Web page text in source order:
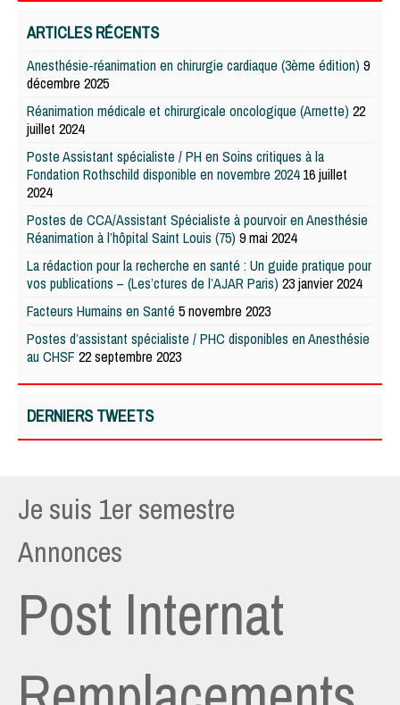
ARTICLES RÉCENTS
Anesthésie-réanimation en chirurgie cardiaque (3ème édition) 9
décembre 2025
Réanimation médicale et chirurgicale oncologique (Arnette) 22
juillet 2024
Poste Assistant spécialiste / PH en Soins critiques à la
Fondation Rothschild disponible en novembre 2024 16 juillet
2024
Postes de CCA/Assistant Spécialiste à pourvoir en Anesthésie
Réanimation à l’hôpital Saint Louis (75) 9 mai 2024
La rédaction pour la recherche en santé : Un guide pratique pour
vos publications – (Les’ctures de l’AJAR Paris) 23 janvier 2024
Facteurs Humains en Santé 5 novembre 2023
Postes d’assistant spécialiste / PHC disponibles en Anesthésie
au CHSF 22 septembre 2023
DERNIERS TWEETS
Je suis 1er semestre
Annonces
Post Internat